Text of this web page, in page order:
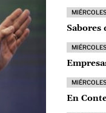
MIÉRCOLES
Sabores
MIÉRCOLES
MIÉRCOLES
En